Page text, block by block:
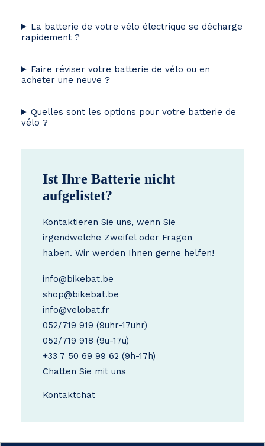
La batterie de votre vélo électrique se décharge
rapidement ?
Faire réviser votre batterie de vélo ou en
acheter une neuve ?
Quelles sont les options pour votre batterie de
vélo ?
Ist Ihre Batterie nicht
aufgelistet?
Kontaktieren Sie uns, wenn Sie
irgendwelche Zweifel oder Fragen
haben. Wir werden Ihnen gerne helfen!
info@bikebat.be
shop@bikebat.be
info@velobat.fr
052/719 919 (9uhr-17uhr)
052/719 918 (9u-17u)
+33 7 50 69 99 62 (9h-17h)
Chatten Sie mit uns
Kontaktchat